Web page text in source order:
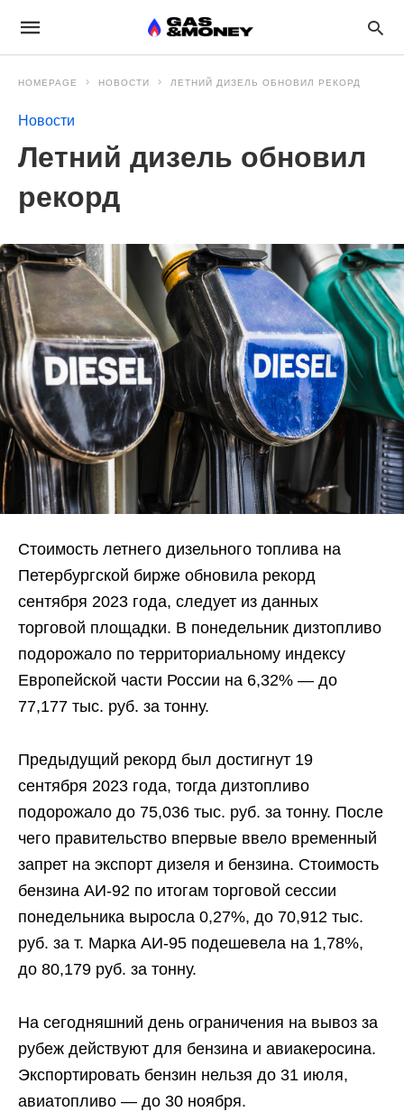
HOMEPAGE НОВОСТИ ЛЕТНИЙ ДИЗЕЛЬ ОБНОВИЛ РЕКОРД
Новости
Летний дизель обновил
рекорд
Стоимость летнего дизельного топлива на
Петербургской бирже обновила рекорд
сентября 2023 года, следует из данных
торговой площадки. В понедельник дизтопливо
подорожало по территориальному индексу
Европейской части России на 6,32% — до
77,177 тыс. руб. за тонну.
Предыдущий рекорд был достигнут 19
сентября 2023 года, тогда дизтопливо
подорожало до 75,036 тыс. руб. за тонну. После
чего правительство впервые ввело временный
запрет на экспорт дизеля и бензина. Стоимость
бензина АИ-92 по итогам торговой сессии
понедельника выросла 0,27%, до 70,912 тыс.
руб. за т. Марка АИ-95 подешевела на 1,78%,
до 80,179 руб. за тонну.
На сегодняшний день ограничения на вывоз за
рубеж действуют для бензина и авиакеросина.
Экспортировать бензин нельзя до 31 июля,
авиатопливо — до 30 ноября.